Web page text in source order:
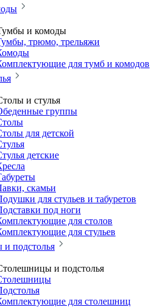
и комоды
трюмо, трельяжи
для тумб и комодов
и стулья
группы
для детской
детские
скамьи
для стульев и табуретов
под ноги
для столов
для стульев
подстолья
и подстолья
для столешниц